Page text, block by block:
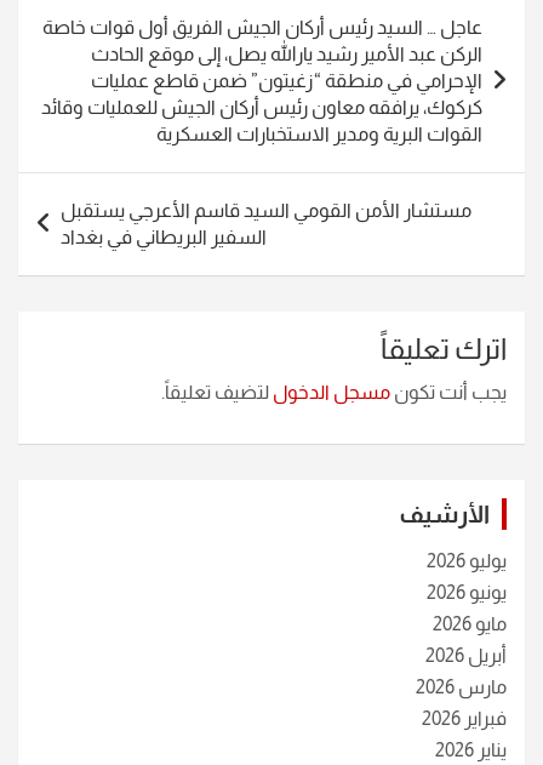
المقالات
عاجل … السيد رئيس أركان الجيش الفريق أول قوات خاصة
الركن عبد الأمير رشيد يارالله يصل، إلى موقع الحادث
الإحرامي في منطقة “زغيتون” ضمن قاطع عمليات
كركوك، يرافقه معاون رئيس أركان الجيش للعمليات وقائد
القوات البرية ومدير الاستخبارات العسكرية
مستشار الأمن القومي السيد قاسم الأعرجي يستقبل
السفير البريطاني في بغداد
اترك تعليقاً
يجب أنت تكون مسجل الدخول لتضيف تعليقاً.
الأرشيف
يوليو 2026
يونيو 2026
مايو 2026
أبريل 2026
مارس 2026
فبراير 2026
يناير 2026